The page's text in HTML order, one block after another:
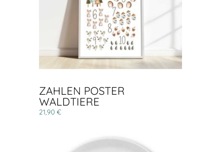
ZAHLEN POSTER
WALDTIERE
21,90 €